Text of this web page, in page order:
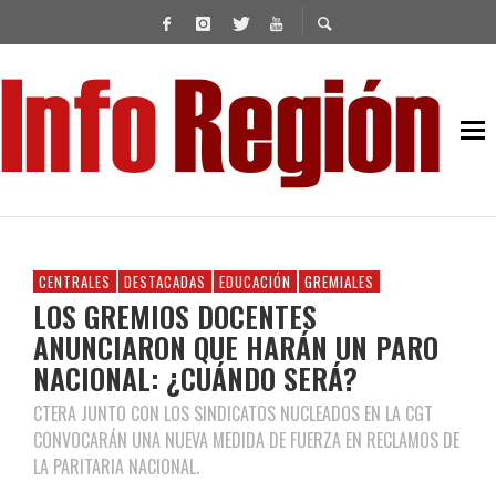
CENTRALES DESTACADAS EDUCACIÓN GREMIALES
LOS GREMIOS DOCENTES
ANUNCIARON QUE HARÁN UN PARO
NACIONAL: ¿CUÁNDO SERÁ?
CTERA JUNTO CON LOS SINDICATOS NUCLEADOS EN LA CGT
CONVOCARÁN UNA NUEVA MEDIDA DE FUERZA EN RECLAMOS DE
LA PARITARIA NACIONAL.